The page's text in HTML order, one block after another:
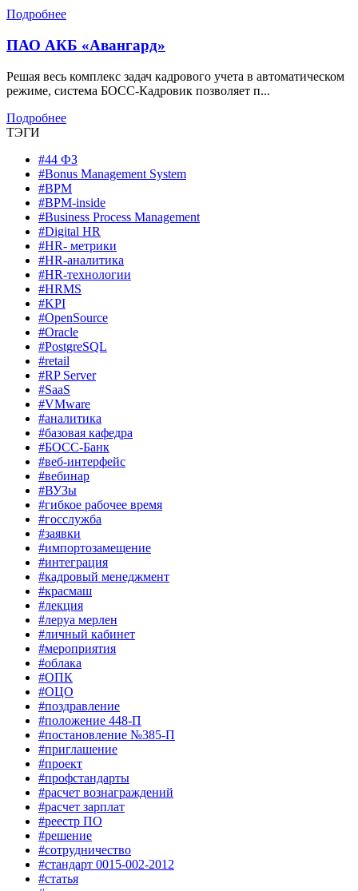
Подробнее
ПАО АКБ «Авангард»
Решая весь комплекс задач кадрового учета в автоматическом
режиме, система БОСС-Кадровик позволяет п...
Подробнее
ТЭГИ
#44 ФЗ
#Bonus Management System
#BPM
#BPM-inside
#Business Process Management
#Digital HR
#HR- метрики
#HR-аналитика
#HR-технологии
#HRMS
#KPI
#OpenSource
#Oracle
#PostgreSQL
#retail
#RP Server
#SaaS
#VMware
#аналитика
#базовая кафедра
#БОСС-Банк
#веб-интерфейс
#вебинар
#ВУЗы
#гибкое рабочее время
#госслужба
#заявки
#импортозамещение
#интеграция
#кадровый менеджмент
#красмаш
#лекция
#леруа мерлен
#личный кабинет
#мероприятия
#облака
#ОПК
#ОЦО
#поздравление
#положение 448-П
#постановление №385-П
#приглашение
#проект
#профстандарты
#расчет вознаграждений
#расчет зарплат
#реестр ПО
#решение
#сотрудничество
#стандарт 0015-002-2012
#статья